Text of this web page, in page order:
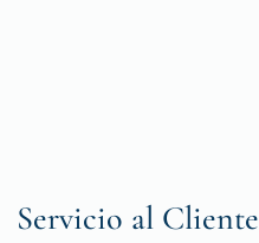
Servicio al Cliente